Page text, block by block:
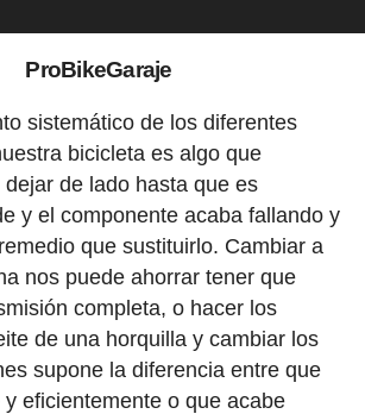
ProBikeGaraje
sistemático de los diferentes
bicicleta es algo que
de lado hasta que es
y el componente acaba fallando y
que sustituirlo. Cambiar a
nos puede ahorrar tener que
completa, o hacer los
de una horquilla y cambiar los
supone la diferencia entre que
eficientemente o que acabe